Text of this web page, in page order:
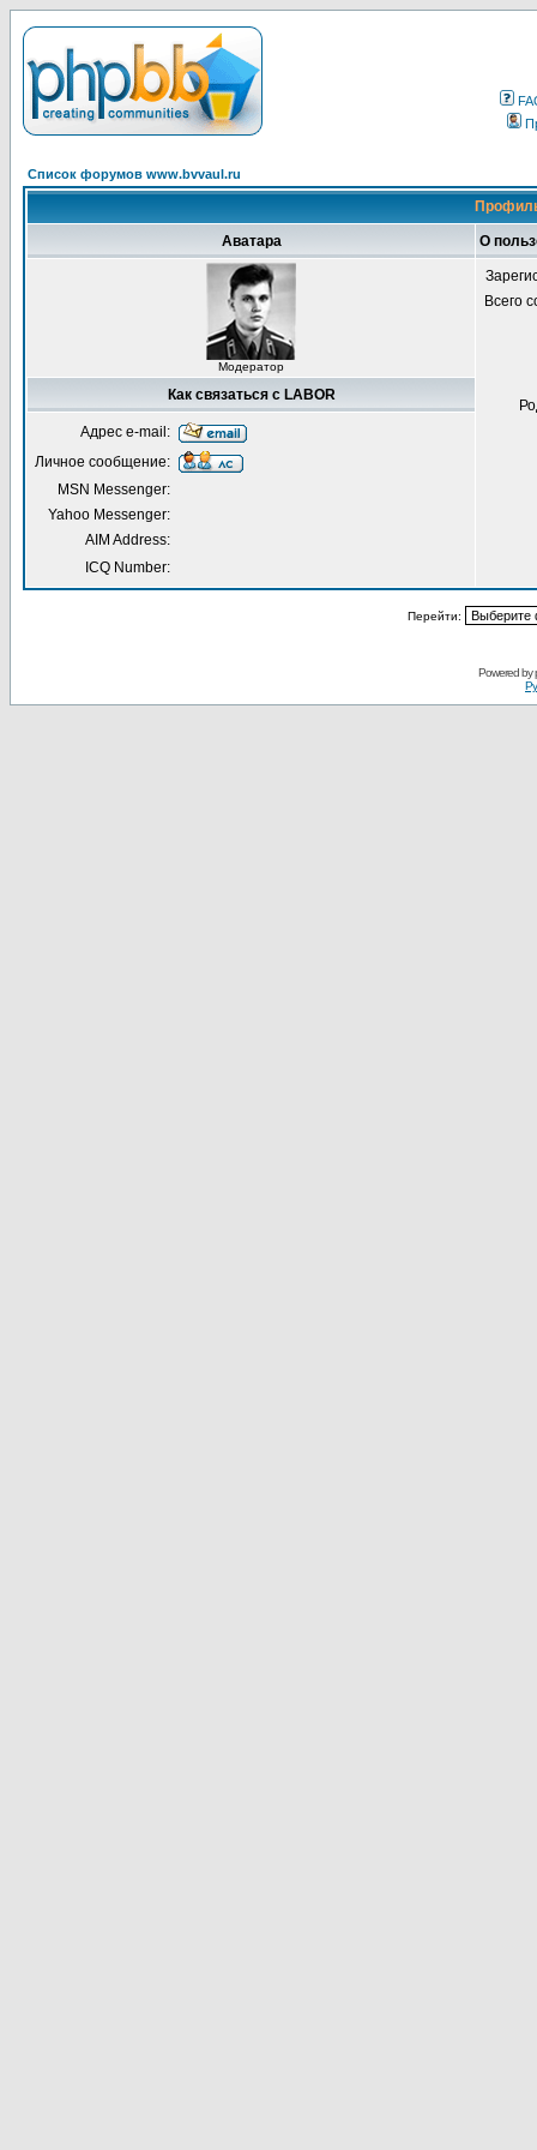
Список форумов www.bvvaul.ru
Аватара О
Модератор
Всего
Как связаться с LABOR
Адрес e-mail:
Личное сообщение:
MSN Messenger:
Yahoo Messenger:
AIM Address:
ICQ Number:
Перейти:
Powered by